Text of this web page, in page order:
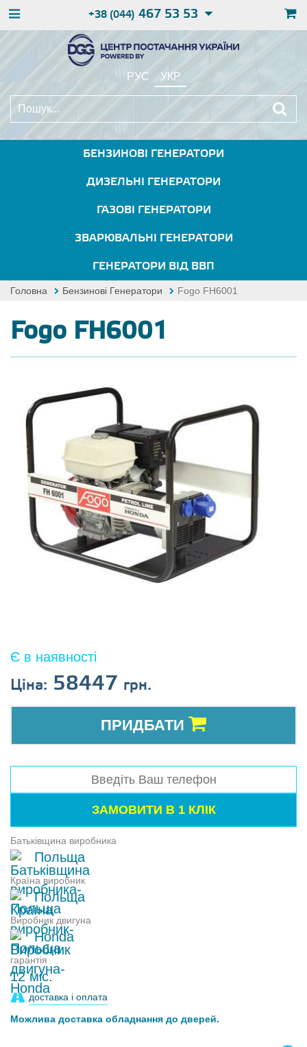
+38 (044) 467 53 53
РУС УКР
БЕНЗИНОВІ ГЕНЕРАТОРИ
ДИЗЕЛЬНІ ГЕНЕРАТОРИ
ГАЗОВІ ГЕНЕРАТОРИ
ЗВАРЮВАЛЬНІ ГЕНЕРАТОРИ
ГЕНЕРАТОРИ ВІД ВВП
Головна Бензинові Генератори Fogo FH6001
Fogo FH6001
Є в наявності
Ціна: 58447 грн.
ПРИДБАТИ
Батьківщина виробника
Польща
Країна виробник
Польща
Виробник двигуна
Honda
гарантія
12 міс.
доставка і оплата
Можлива доставка обладнання до дверей.